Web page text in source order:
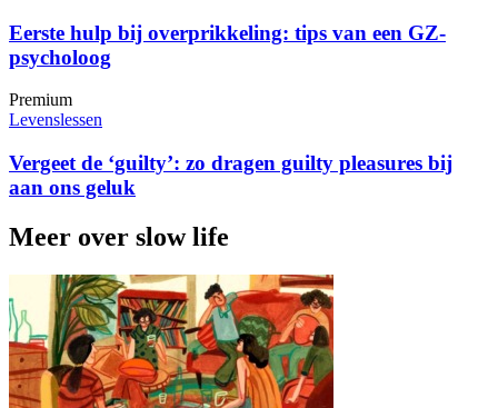
Eerste hulp bij overprikkeling: tips van een GZ-
psycholoog
Premium
Levenslessen
Vergeet de ‘guilty’: zo dragen guilty pleasures bij
aan ons geluk
Meer over slow life